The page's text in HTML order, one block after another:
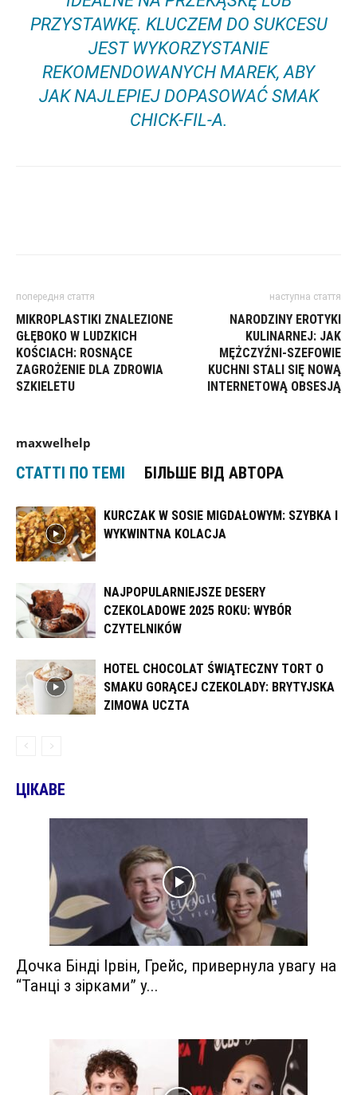
PRZYSTAWKĘ. KLUCZEM DO SUKCESU
JEST WYKORZYSTANIE
REKOMENDOWANYCH MAREK, ABY
JAK NAJLEPIEJ DOPASOWAĆ SMAK
CHICK-FIL-A.
попередня стаття
MIKROPLASTIKI ZNALEZIONE
GŁĘBOKO W LUDZKICH
KOŚCIACH: ROSNĄCE
ZAGROŻENIE DLA ZDROWIA
SZKIELETU
наступна стаття
NARODZINY EROTYKI
KULINARNEJ: JAK
MĘŻCZYŹNI-SZEFOWIE
KUCHNI STALI SIĘ NOWĄ
INTERNETOWĄ OBSESJĄ
maxwelhelp
СТАТТІ ПО ТЕМІ БІЛЬШЕ ВІД АВТОРА
KURCZAK W SOSIE MIGDAŁOWYM: SZYBKA I
WYKWINTNA KOLACJA
NAJPOPULARNIEJSZE DESERY
CZEKOLADOWE 2025 ROKU: WYBÓR
CZYTELNIKÓW
HOTEL CHOCOLAT ŚWIĄTECZNY TORT O
SMAKU GORĄCEJ CZEKOLADY: BRYTYJSKA
ZIMOWA UCZTA
ЦІКАВЕ
Дочка Бінді Ірвін, Грейс, привернула увагу на
“Танці з зірками” у...